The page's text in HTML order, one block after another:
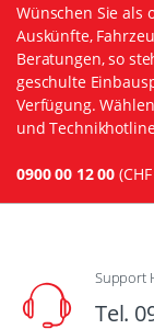
Wünschen Sie als
Auskünfte,
Beratungen, so
geschulte
Verfügung.
und
0900 00 12 00
Support
Tel.